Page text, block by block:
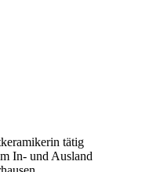
tätig
In- und Ausland